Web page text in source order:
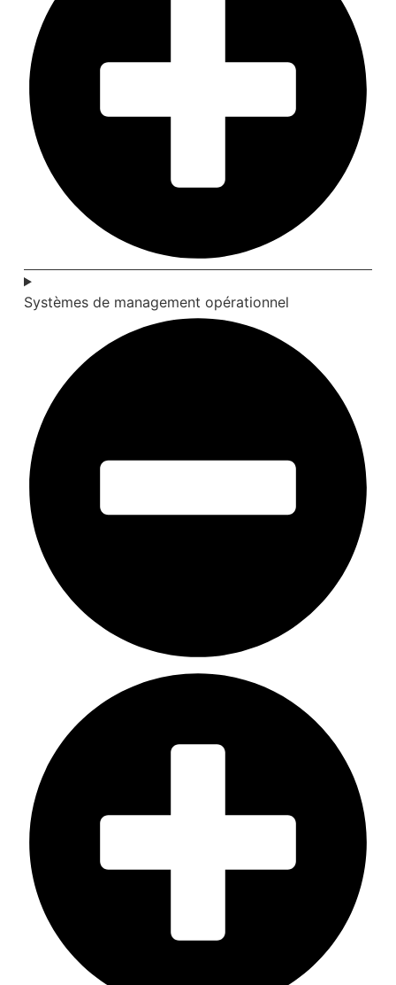
Systèmes de management opérationnel